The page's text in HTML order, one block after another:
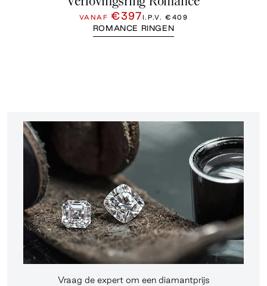
VANAF€397 I.P.V. €409
ROMANCE RINGEN
Vraag de expert om een diamantprijs